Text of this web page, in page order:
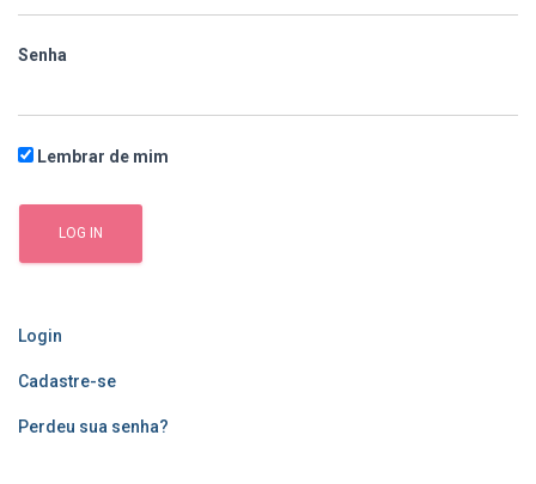
o
Senha
Lembrar de mim
Login
Cadastre-se
Perdeu sua senha?